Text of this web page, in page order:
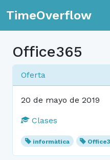
TimeOverflow
Office365
Oferta
20 de mayo de 2019
Clases
informàtica